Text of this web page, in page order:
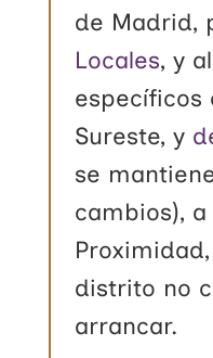
de Madrid,
Locales, y
específicos
Sureste, y
se
cambios),
distrito no
arrancar.